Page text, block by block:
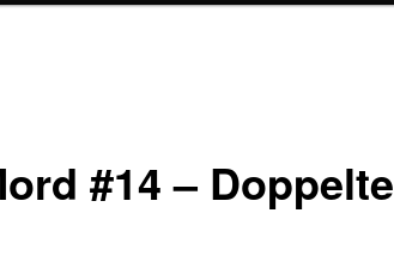
#14 – Doppelte